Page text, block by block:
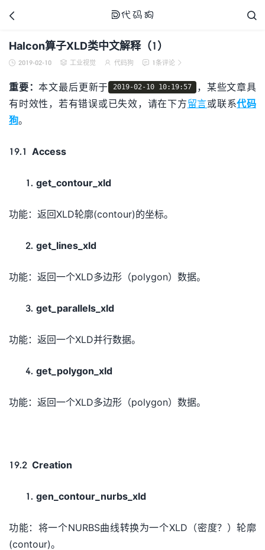

代码狗
 
Halcon算子XLD类中文解释（1）
 2019-02-10  工业视觉  代码狗  1条评论 
重要：本文最后更新于 2019-02-10 10:19:57
，某些文章具
有时效性，若有错误或已失效，请在下方留言或联系代码
狗。
19.1 Access
get_contour_xld
功能：返回XLD轮廓(contour)的坐标。
get_lines_xld
功能：返回一个XLD多边形（polygon）数据。
get_parallels_xld
功能：返回一个XLD并行数据。
get_polygon_xld
功能：返回一个XLD多边形（polygon）数据。
19.2 Creation
gen_contour_nurbs_xld
功能：将一个NURBS曲线转换为一个XLD（密度？）轮廓
(contour)。